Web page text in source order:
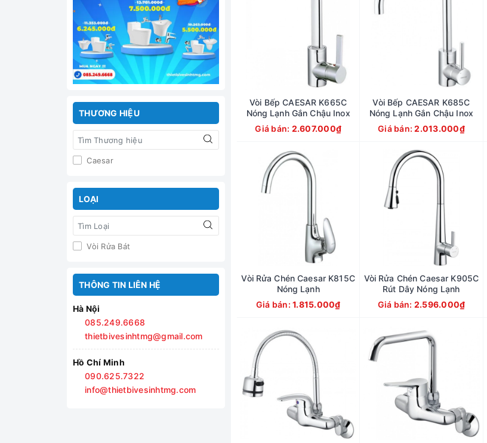
THƯƠNG HIỆU
Caesar
LOẠI
Vòi Rửa Bát
THÔNG TIN LIÊN HỆ
Hà Nội
085.249.6668
thietbivesinhtmg@gmail.com
Hồ Chí Minh
090.625.7322
info@thietbivesinhtmg.com
Vòi Bếp CAESAR K665C
Nóng Lạnh Gắn Chậu Inox
Giá bán: 2.607.000₫
Vòi Bếp CAESAR K685C
Nóng Lạnh Gắn Chậu Inox
Giá bán:2.013.000₫
Vòi Rửa Chén Caesar K815C
Nóng Lạnh
Giá bán: 1.815.000₫
Vòi Rửa Chén Caesar K905C
Rút Dây Nóng Lạnh
Giá bán: 2.596.000₫